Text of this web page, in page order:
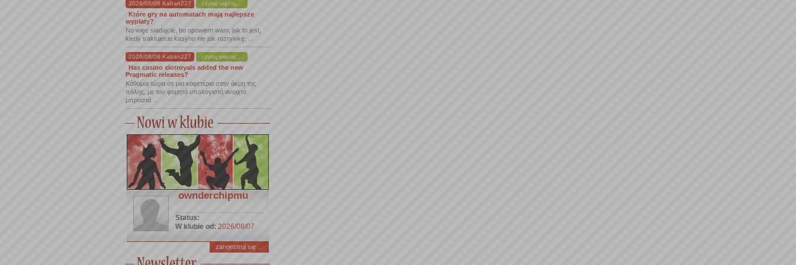
2026/08/06 Kaban227 czytaj więcej...
Które gry na automatach mają najlepsze
wypłaty?
No więc siadajcie, bo opowiem wam, jak to jest,
kiedy traktujecie kasyno nie jak rozrywkę, ...
2026/08/06 Kaban227 czytaj więcej...
Has casino slotroyals added the new
Pragmatic releases?
Κάθομαι τώρα σε μια καφετέρια στην άκρη της
πόλης, με τον φορητό υπολογιστή ανοιχτό
μπροστά ...
ownderchipmu
Status:
W klubie od: 2026/08/07
zarejestruj się ...